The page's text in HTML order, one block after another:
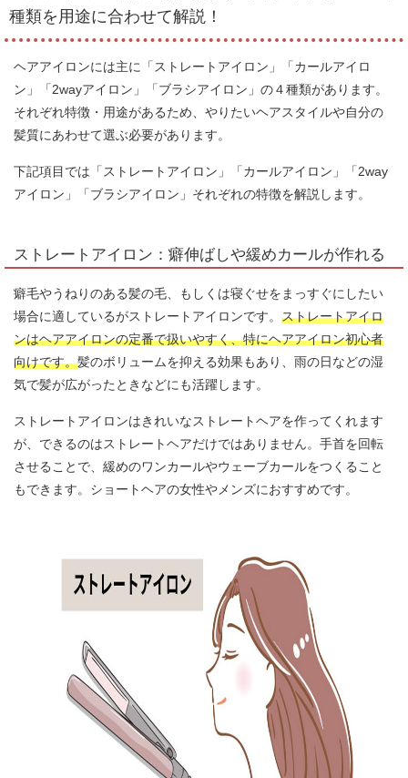
種類を用途に合わせて解説！
ヘアアイロンには主に「ストレートアイロン」「カールアイロ
ン」「2wayアイロン」「ブラシアイロン」の４種類があります。
それぞれ特徴・用途があるため、やりたいヘアスタイルや自分の
髪質にあわせて選ぶ必要があります。
下記項目では「ストレートアイロン」「カールアイロン」「2way
アイロン」「ブラシアイロン」それぞれの特徴を解説します。
ストレートアイロン：癖伸ばしや緩めカールが作れる
癖毛やうねりのある髪の毛、もしくは寝ぐせをまっすぐにしたい
場合に適しているがストレートアイロンです。 ストレートアイロ
ンはヘアアイロンの定番で扱いやすく、特にヘアアイロン初心者
向けです。髪のボリュームを抑える効果もあり、雨の日などの湿
気で髪が広がったときなどにも活躍します。
ストレートアイロンはきれいなストレートヘアを作ってくれます
が、できるのはストレートヘアだけではありません。手首を回転
させることで、緩めのワンカールやウェーブカールをつくること
もできます。ショートヘアの女性やメンズにおすすめです。